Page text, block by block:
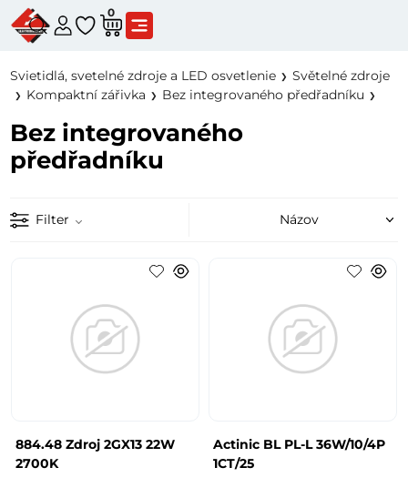
0
Svietidlá, svetelné zdroje a LED osvetlenie
Světelné zdroje
Kompaktní zářivka
Bez integrovaného předřadníku
Bez integrovaného
předřadníku
Filter
884.48 Zdroj 2GX13 22W
2700K
Actinic BL PL-L 36W/10/4P
1CT/25